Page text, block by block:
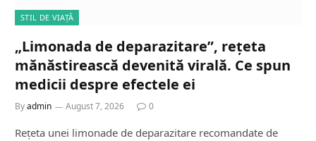
STIL DE VIAȚĂ
„Limonada de deparazitare”, rețeta
mănăstirească devenită virală. Ce spun
medicii despre efectele ei
Byadmin August 7, 2026 0
Rețeta unei limonade de deparazitare recomandate de